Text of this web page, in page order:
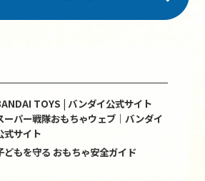
TOYS | バンダイ公式サイト
ーパー戦隊おもちゃウェブ｜バンダイ
式サイト
どもを守る おもちゃ安全ガイド